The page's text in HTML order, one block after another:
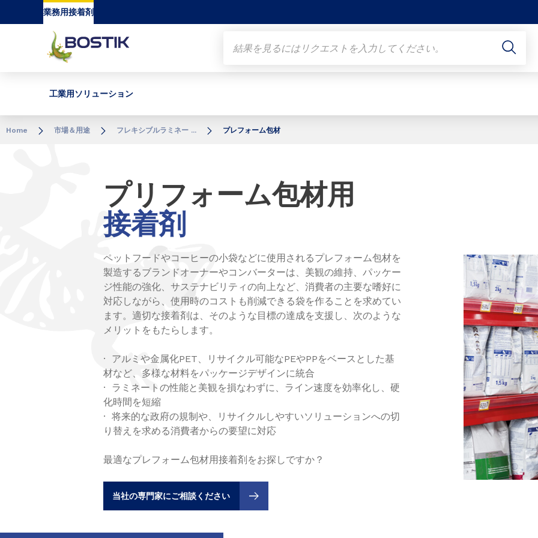
Go to content Go to navigation
業務用接着剤
工業用ソリューション
Home 市場＆用途 フレキシブルラミネー ... プレフォーム包材
プリフォーム包材用
接着剤
ペットフードやコーヒーの小袋などに使用されるプレフォーム包材を
製造するブランドオーナーやコンバーターは、美観の維持、パッケー
ジ性能の強化、サステナビリティの向上など、消費者の主要な嗜好に
対応しながら、使用時のコストも削減できる袋を作ることを求めてい
ます。適切な接着剤は、そのような目標の達成を支援し、次のような
メリットをもたらします。
· アルミや金属化PET、リサイクル可能なPEやPPをベースとした基
材など、多様な材料をパッケージデザインに統合
· ラミネートの性能と美観を損なわずに、ライン速度を効率化し、硬
化時間を短縮
· 将来的な政府の規制や、リサイクルしやすいソリューションへの切
り替えを求める消費者からの要望に対応
最適なプレフォーム包材用接着剤をお探しですか？
当社の専門家にご相談ください